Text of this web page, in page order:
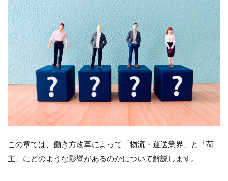
この章では、働き方改革によって「物流・運送業界」と「荷
主」にどのような影響があるのかについて解説します。